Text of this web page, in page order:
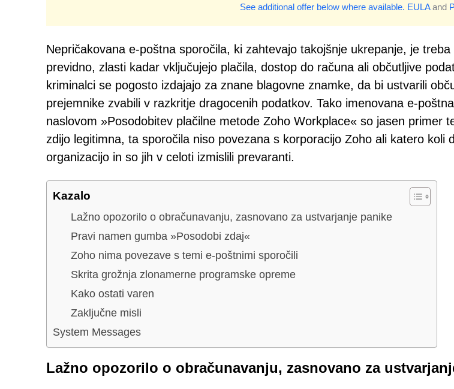
See additional offer below where available. EULAand
Nepričakovana e-poštna sporočila, ki zahtevajo takojšnje ukrepanje, je
previdno, zlasti kadar vključujejo plačila, dostop do računa ali občutljive
kriminalci se pogosto izdajajo za znane blagovne znamke, da bi ustvarili
prejemnike zvabili v razkritje dragocenih podatkov. Tako imenovana e-
naslovom »Posodobitev plačilne metode Zoho Workplace« so jasen primer
zdijo legitimna, ta sporočila niso povezana s korporacijo Zoho ali katero koli
organizacijo in so jih v celoti izmislili prevaranti.
Kazalo
Lažno opozorilo o obračunavanju, zasnovano za ustvarjanje panike
Pravi namen gumba »Posodobi zdaj«
Zoho nima povezave s temi e-poštnimi sporočili
Skrita grožnja zlonamerne programske opreme
Kako ostati varen
Zaključne misli
System Messages
Lažno opozorilo o obračunavanju, zasnovano za